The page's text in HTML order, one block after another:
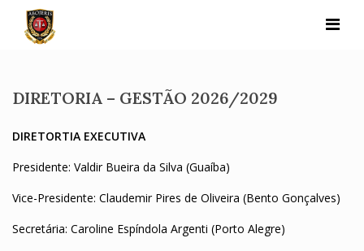
content
DIRETORIA – GESTÃO 2026/2029
DIRETORTIA EXECUTIVA
Presidente: Valdir Bueira da Silva (Guaíba)
Vice-Presidente: Claudemir Pires de Oliveira (Bento Gonçalves)
Secretária: Caroline Espíndola Argenti (Porto Alegre)